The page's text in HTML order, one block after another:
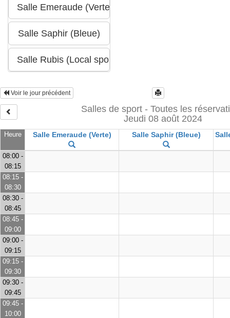
Voir le jour précédent
Salles de sport - Toutes les
Jeudi 08 août 2024
Heure Salle Emeraude (Verte) Salle Saphir (Bleue)
08:00 -
08:15
08:15 -
08:30
08:30 -
08:45
08:45 -
09:00
09:00 -
09:15
09:15 -
09:30
09:30 -
09:45
09:45 -
10:00